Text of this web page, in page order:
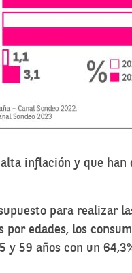
inflación y que
para realizar
por edades, los
y 59 años con un